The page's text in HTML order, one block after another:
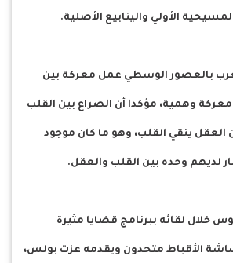
الأولي والينابيع الأصلية.
بالعصور الوسطي عمل معركة بين
وهمية، مؤكدا أن الصراع بين القلب
العقل ينقي القلب، وهو ما كان موجود
لديهم وحده بين القلب والعقل.
خلال لقائه ببرنامج قضايا مثيرة
الأقباط متحدون ويقدمه عزت بولس،